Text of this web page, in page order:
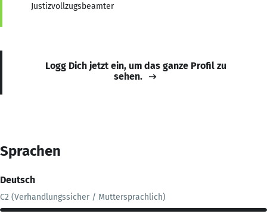
Justizvollzugsbeamter
Logg Dich jetzt ein, um das ganze Profil zu
sehen.
Sprachen
Deutsch
C2 (Verhandlungssicher / Muttersprachlich)